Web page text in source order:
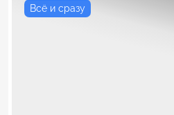
Всё и сразу